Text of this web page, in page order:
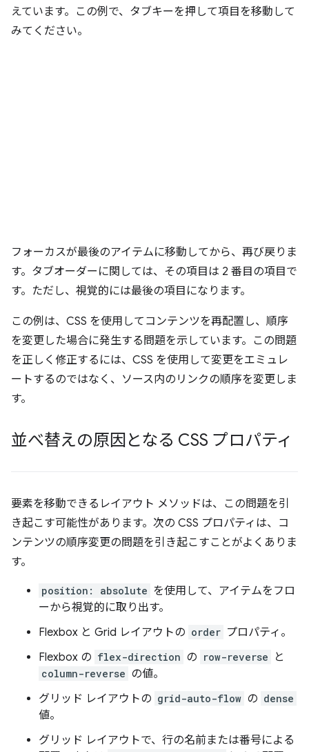
えています。この例で、タブキーを押して項目を移動して
みてください。
フォーカスが最後のアイテムに移動してから、再び戻りま
す。タブオーダーに関しては、その項目は 2 番目の項目で
す。ただし、視覚的には最後の項目になります。
この例は、CSS を使用してコンテンツを再配置し、順序
を変更した場合に発生する問題を示しています。この問題
を正しく修正するには、CSS を使用して変更をエミュレ
ートするのではなく、ソース内のリンクの順序を変更しま
す。
並べ替えの原因となる CSS プロパティ
要素を移動できるレイアウト メソッドは、この問題を引
き起こす可能性があります。次の CSS プロパティは、コ
ンテンツの順序変更の問題を引き起こすことがよくありま
す。
position: absolute を使用して、アイテムをフロ
ーから視覚的に取り出す。
Flexbox と Grid レイアウトの order プロパティ。
Flexbox の flex-direction の row-reverse と
column-reverse の値。
グリッド レイアウトの grid-auto-flow の dense
値。
グリッド レイアウトで、行の名前または番号による